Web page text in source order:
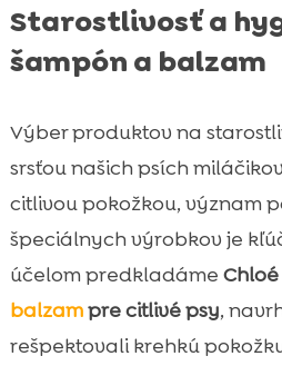
Starostlivosť a
šampón a balzam
Výber produktov na
srsťou našich psích
citlivou pokožkou, význam
špeciálnych výrobkov je
účelom predkladáme Chloé
balzampre citlivé psy,
rešpektovali krehkú